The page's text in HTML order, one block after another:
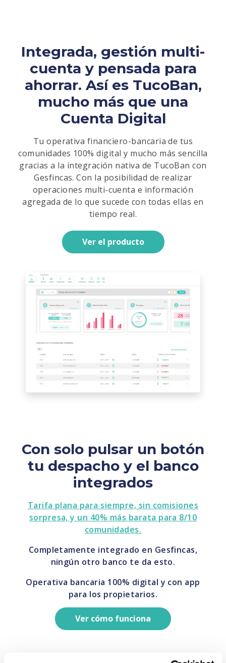
Integrada, gestión multi-
cuenta y pensada para
ahorrar. Así es TucoBan,
mucho más que una
Cuenta Digital
Tu operativa financiero-bancaria de tus
comunidades 100% digital y mucho más sencilla
gracias a la integración nativa de TucoBan con
Gesfincas. Con la posibilidad de realizar
operaciones multi-cuenta e información
agregada de lo que sucede con todas ellas en
tiempo real.
Ver el producto
Con solo pulsar un botón
tu despacho y el banco
integrados
Tarifa plana para siempre, sin comisiones
sorpresa, y un 40% más barata para 8/10
comunidades.
Completamente integrado en Gesfincas,
ningún otro banco te da esto.
Operativa bancaria 100% digital y con app
para los propietarios.
Ver cómo funciona